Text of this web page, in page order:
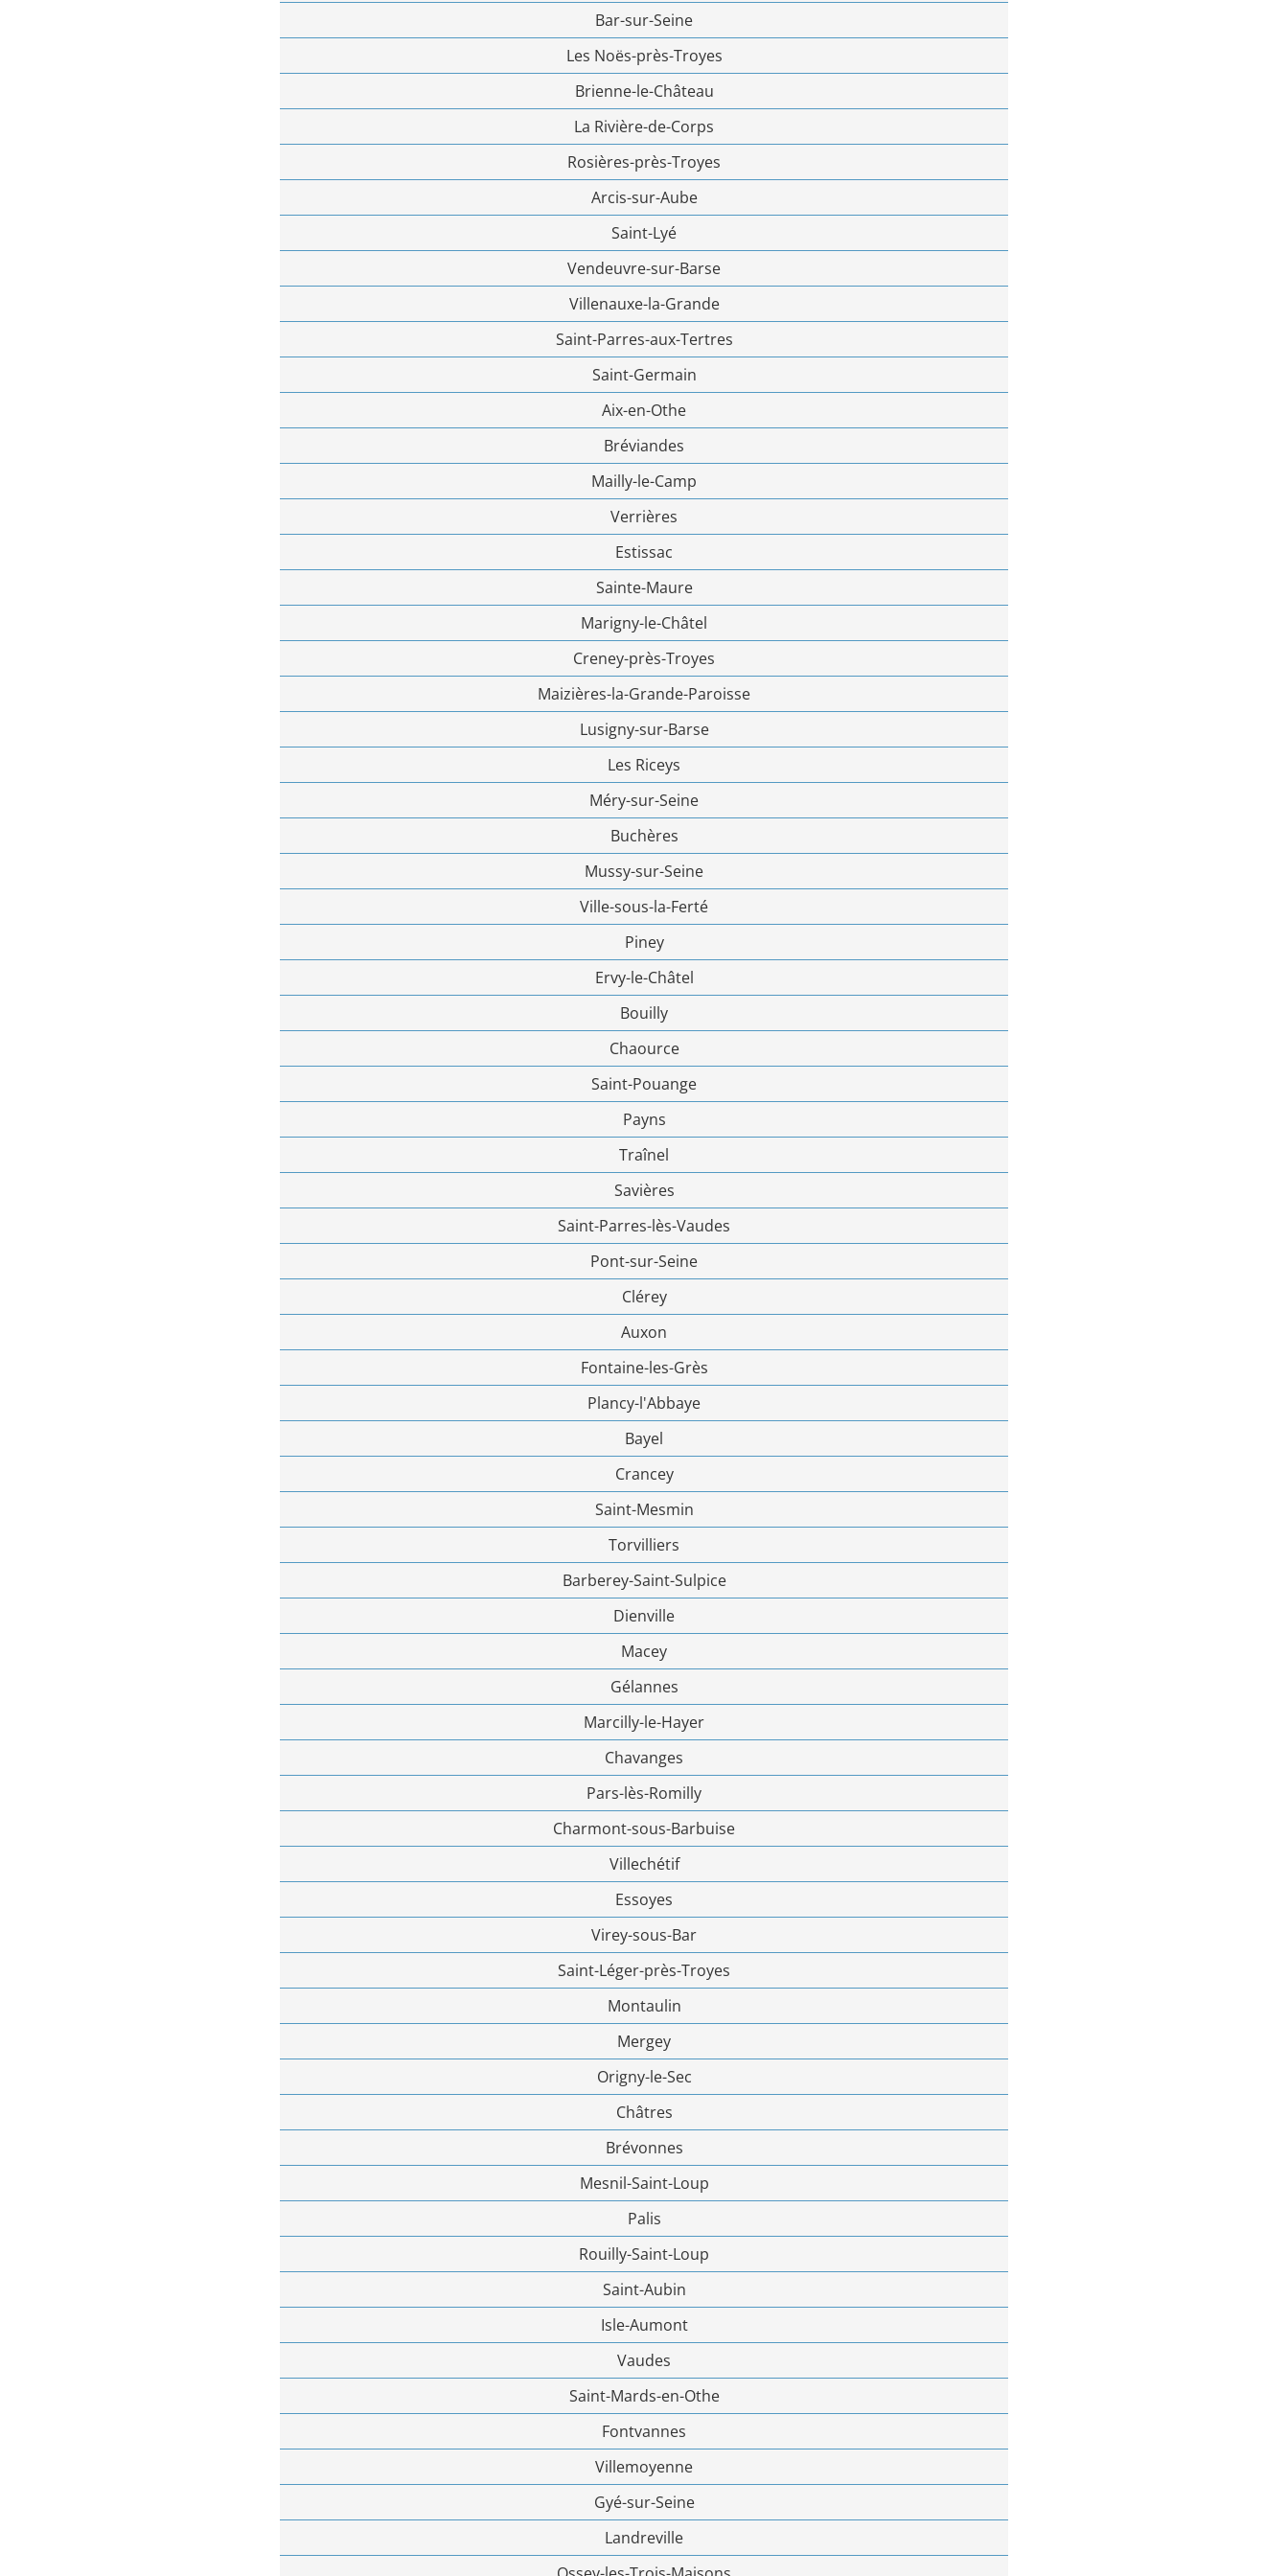
Bar-sur-Seine
Les Noës-près-Troyes
Brienne-le-Château
La Rivière-de-Corps
Rosières-près-Troyes
Arcis-sur-Aube
Saint-Lyé
Vendeuvre-sur-Barse
Villenauxe-la-Grande
Saint-Parres-aux-Tertres
Saint-Germain
Aix-en-Othe
Bréviandes
Mailly-le-Camp
Verrières
Estissac
Sainte-Maure
Marigny-le-Châtel
Creney-près-Troyes
Maizières-la-Grande-Paroisse
Lusigny-sur-Barse
Les Riceys
Méry-sur-Seine
Buchères
Mussy-sur-Seine
Ville-sous-la-Ferté
Piney
Ervy-le-Châtel
Bouilly
Chaource
Saint-Pouange
Payns
Traînel
Savières
Saint-Parres-lès-Vaudes
Pont-sur-Seine
Clérey
Auxon
Fontaine-les-Grès
Plancy-l'Abbaye
Bayel
Crancey
Saint-Mesmin
Torvilliers
Barberey-Saint-Sulpice
Dienville
Macey
Gélannes
Marcilly-le-Hayer
Chavanges
Pars-lès-Romilly
Charmont-sous-Barbuise
Villechétif
Essoyes
Virey-sous-Bar
Saint-Léger-près-Troyes
Montaulin
Mergey
Origny-le-Sec
Châtres
Brévonnes
Mesnil-Saint-Loup
Palis
Rouilly-Saint-Loup
Saint-Aubin
Isle-Aumont
Vaudes
Saint-Mards-en-Othe
Fontvannes
Villemoyenne
Gyé-sur-Seine
Landreville